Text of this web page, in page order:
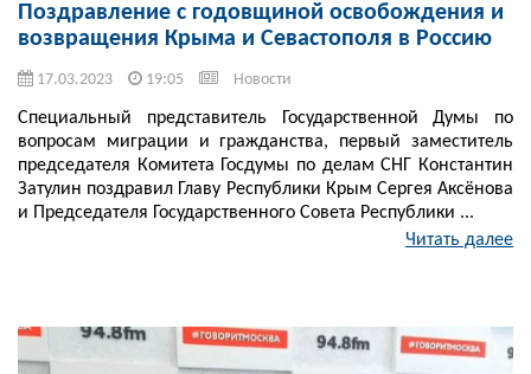
Поздравление с годовщиной освобождения и
возвращения Крыма и Севастополя в Россию
17.03.2023 19:05 Новости
Специальный представитель Государственной Думы по
вопросам миграции и гражданства, первый заместитель
председателя Комитета Госдумы по делам СНГ Константин
Затулин поздравил Главу Республики Крым Сергея Аксёнова
и Председателя Государственного Совета Республики ...
Читать далее